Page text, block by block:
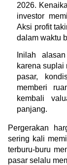
2026.
investor
Aksi profit
dalam waktu
Inilah
karena suplai
pasar,
memberi
kembali
panjang.
Pergerakan
sering kali
terburu-buru
pasar selalu